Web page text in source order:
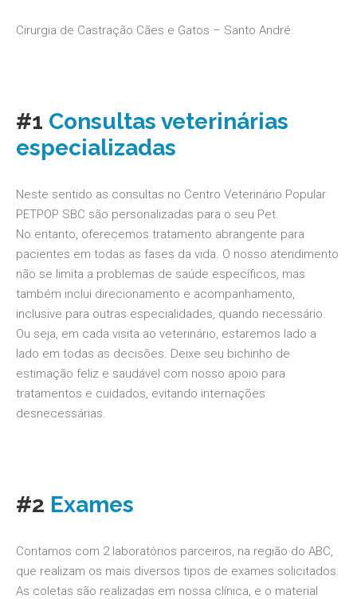
Cirurgia de Castração Cães e Gatos – Santo André.
#1 Consultas veterinárias
especializadas
Neste sentido as consultas no Centro Veterinário Popular
PETPOP SBC são personalizadas para o seu Pet.
No entanto, oferecemos tratamento abrangente para
pacientes em todas as fases da vida. O nosso atendimento
não se limita a problemas de saúde específicos, mas
também inclui direcionamento e acompanhamento,
inclusive para outras especialidades, quando necessário.
Ou seja, em cada visita ao veterinário, estaremos lado a
lado em todas as decisões. Deixe seu bichinho de
estimação feliz e saudável com nosso apoio para
tratamentos e cuidados, evitando internações
desnecessárias.
#2 Exames
Contamos com 2 laboratórios parceiros, na região do ABC,
que realizam os mais diversos tipos de exames solicitados.
As coletas são realizadas em nossa clínica, e o material